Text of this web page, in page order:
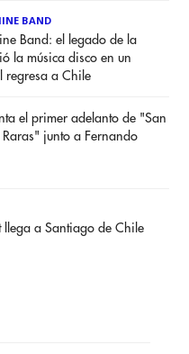
BAND
Band: el legado de la
la música disco en un
regresa a Chile
el primer adelanto de "San
junto a Fernando
llega a Santiago de Chile